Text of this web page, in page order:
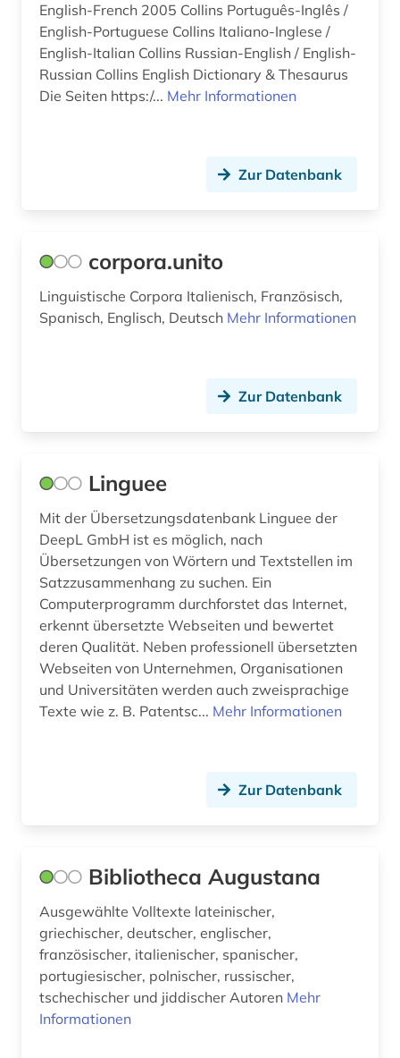
English-French 2005 Collins Português-Inglês /
English-Portuguese Collins Italiano-Inglese /
English-Italian Collins Russian-English / English-
Russian Collins English Dictionary & Thesaurus
Die Seiten https:/... Mehr Informationen
Zur Datenbank
corpora.unito
Linguistische Corpora Italienisch, Französisch,
Spanisch, Englisch, Deutsch Mehr Informationen
Zur Datenbank
Linguee
Mit der Übersetzungsdatenbank Linguee der
DeepL GmbH ist es möglich, nach
Übersetzungen von Wörtern und Textstellen im
Satzzusammenhang zu suchen. Ein
Computerprogramm durchforstet das Internet,
erkennt übersetzte Webseiten und bewertet
deren Qualität. Neben professionell übersetzten
Webseiten von Unternehmen, Organisationen
und Universitäten werden auch zweisprachige
Texte wie z. B. Patentsc... Mehr Informationen
Zur Datenbank
Bibliotheca Augustana
Ausgewählte Volltexte lateinischer,
griechischer, deutscher, englischer,
französischer, italienischer, spanischer,
portugiesischer, polnischer, russischer,
tschechischer und jiddischer Autoren Mehr
Informationen